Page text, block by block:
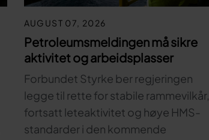
AUGUST 07, 2026
Petroleumsmeldingen må sikre
aktivitet og arbeidsplasser
Forbundet Styrke ber regjeringen
legge til rette for stabile rammevilkår,
fortsatt leteaktivitet og høye HMS-
standarder i den kommende